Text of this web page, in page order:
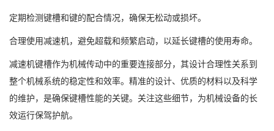
定期检测键槽和键的配合情况，确保无松动或损坏。
合理使用减速机，避免超载和频繁启动，以延长键槽的使用寿命。
减速机键槽作为机械传动中的重要连接部分，其设计合理性关系到
整个机械系统的稳定性和效率。精准的设计、优质的材料以及科学
的维护，是确保键槽性能的关键。关注这些细节，为机械设备的长
效运行保驾护航。